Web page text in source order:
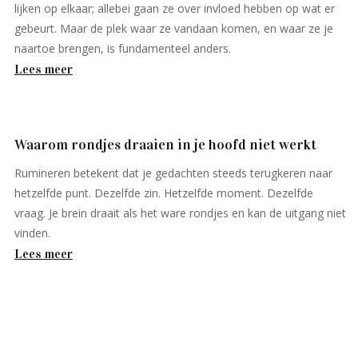
lijken op elkaar; allebei gaan ze over invloed hebben op wat er
gebeurt. Maar de plek waar ze vandaan komen, en waar ze je
naartoe brengen, is fundamenteel anders.
Lees meer
Waarom rondjes draaien in je hoofd niet werkt
Rumineren betekent dat je gedachten steeds terugkeren naar
hetzelfde punt. Dezelfde zin. Hetzelfde moment. Dezelfde
vraag. Je brein draait als het ware rondjes en kan de uitgang niet
vinden.
Lees meer